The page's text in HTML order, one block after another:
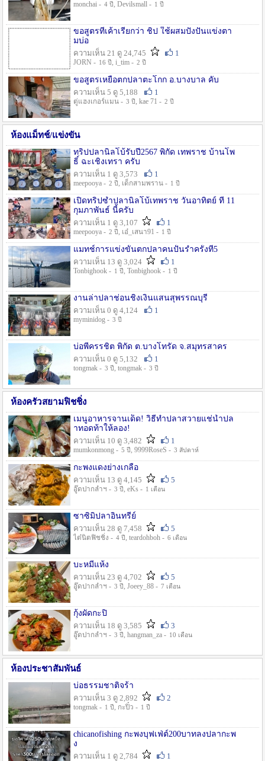
monchai - 4 ปี , Devilsmall - 1 ปี
ขอสูตรที่เค้าเรียกว่า ชิป ใช้ผสมปังปั่นแข่งตา
มบ่อ
ความเห็น 21 ดู 24,745
1
JORN - 16 ปี , i_tim - 2 ปี
ขอสูตรเหยื่อตกปลาตะโกก อ.บางบาล คับ
ความเห็น 5 ดู 5,188
1
ตู่แฮงเกอร์แมน - 3 ปี , kae 71 - 2 ปี
ห้องแม็ทช์/แข่งขัน
ทริปปลานิลโบ้รับปี2567 พิกัด เทพราช บ้านโพ
ธิ์ ฉะเชิงเทรา ครับ
ความเห็น 1 ดู 3,573
1
meepooya - 2 ปี , เด็กสามพราน - 1 ปี
เปิดทริปซ้ำปลานิลโบ้เทพราช วันอาทิตย์ ที่ 11
กุมภาพันธ์ นี้ครับ
ความเห็น 1 ดู 3,107
1
meepooya - 2 ปี , เอ๋_เสนา91 - 1 ปี
แมทช์การแข่งขั้นตกปลาคนปั้นรำครั้งที่5
ความเห็น 13 ดู 3,024
1
Tonbighook - 1 ปี , Tonbighook - 1 ปี
งานล่าปลาช่อนชิงเงินแสนสุพรรณบุรี
ความเห็น 0 ดู 4,124
1
myminidog - 3 ปี
บ่อพี่ครรชิต พิกัด ต.บางโทรัด จ.สมุทรสาคร
ความเห็น 0 ดู 5,132
1
tongmak - 3 ปี , tongmak - 3 ปี
ห้องครัวสยามฟิชชิ่ง
เมนูอาหารจานเด็ด! วิธีทำปลาสวายแช่น้ำปล
าทอดท้าให้ลอง!
ความเห็น 10 ดู 3,482
1
mumkonmong - 5 ปี , 9999RoseS - 3 สัปดาห์
กะพงแดงย่างเกลือ
ความเห็น 13 ดู 4,145
5
อู๊ดปากลำฯ - 3 ปี , eKs - 1 เดือน
ซาซิมิปลาอินทรีย์
ความเห็น 28 ดู 7,458
5
ไต๋นิตฟิชชิ่ง - 4 ปี , teardohboh - 6 เดือน
บะหมี่แห้ง
ความเห็น 23 ดู 4,702
5
อู๊ดปากลำฯ - 3 ปี , Joeey_88 - 7 เดือน
กุ้งผัดกะปิ
ความเห็น 18 ดู 3,585
3
อู๊ดปากลำฯ - 3 ปี , hangman_za - 10 เดือน
ห้องประชาสัมพันธ์
บ่อธรรมชาติจร้า
ความเห็น 3 ดู 2,892
2
tongmak - 1 ปี , กะปิ๋ว - 1 ปี
chicanofishing กะพงบุฟเฟ่ต์200บาทลงปลากะพ
ง
ความเห็น 1 ดู 2,784
1